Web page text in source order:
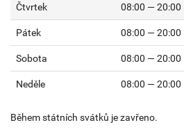
Čtvrtek 08:00 — 20:00
Pátek 08:00 — 20:00
Sobota 08:00 — 20:00
Neděle 08:00 — 20:00
Během státních svátků je zavřeno.